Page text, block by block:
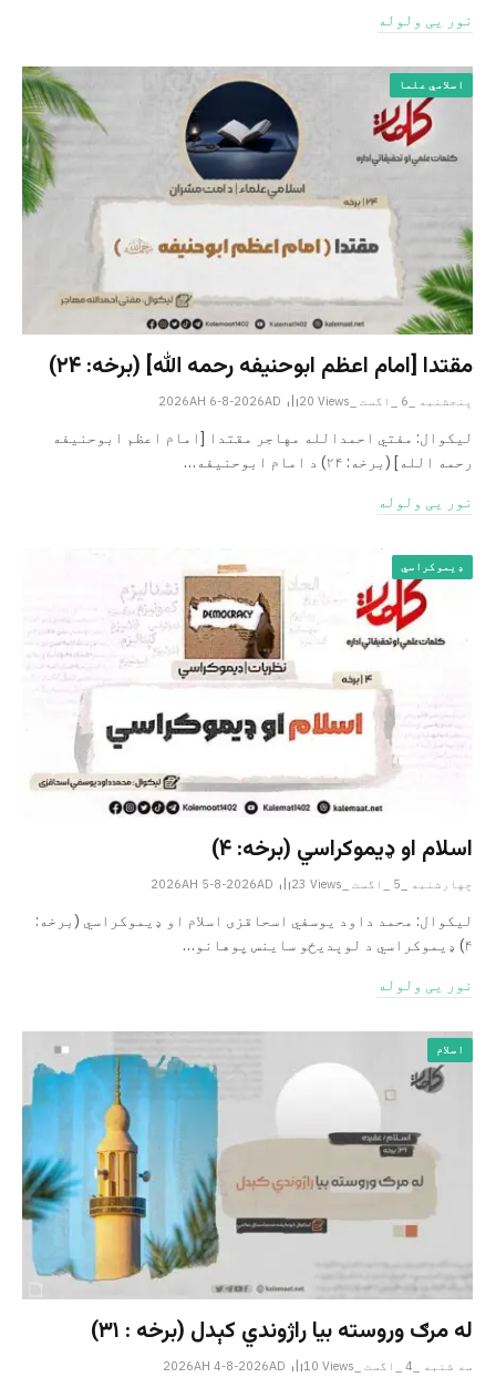
نور یی ولوله
اسلامي علما
مقتدا [امام اعظم ابوحنیفه رحمه الله‎] (برخه: ۲۴)
پنجشنبه _6 _اگست _2026AH 6-8-2026AD 20 Views
لیکوال: مفتي احمدالله مهاجر مقتدا [امام اعظم ابوحنیفه
رحمه الله‎] (برخه: ۲۴) د امام ابوحنيفه…
نور یی ولوله
ډیموکراسي
اسلام او ډیموکراسي (برخه: ۴)
چهارشنبه _5 _اگست _2026AH 5-8-2026AD 23 Views
لیکوال: محمد داود یوسفي اسحاقزی اسلام او ډیموکراسي (برخه:
۴) ډیموکراسي د لوېدیځو ساینس پوهانو…
نور یی ولوله
اسلام
له مرګ وروسته بیا راژوندي کېدل (برخه : ۳۱)
سه شنبه _4 _اگست _2026AH 4-8-2026AD 10 Views